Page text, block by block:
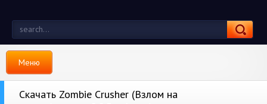
Меню
Скачать Zombie Crusher (Взлом на